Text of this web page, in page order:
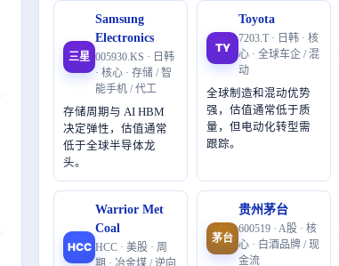
三星
Samsung
Electronics
005930.KS · 日韩
· 核心 · 存储 / 智
能手机 / 代工
存储周期与 AI HBM
决定弹性，估值通常
低于全球半导体龙
头。
TY
Toyota
7203.T · 日韩 · 核
心 · 全球车企 / 混
动
全球制造和混动优势
强，估值通常低于质
量，但电动化转型需
跟踪。
HCC
Warrior Met
Coal
HCC · 美股 · 周
期 · 冶金煤 / 逆向
茅台
贵州茅台
600519 · A股 · 核
心 · 白酒品牌 / 现
金流